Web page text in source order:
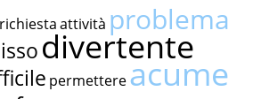
richiestaattività problema
divertente
permettereacume